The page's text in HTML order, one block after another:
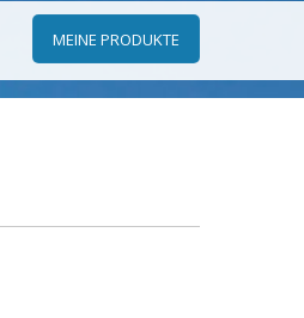
MEINE PRODUKTE